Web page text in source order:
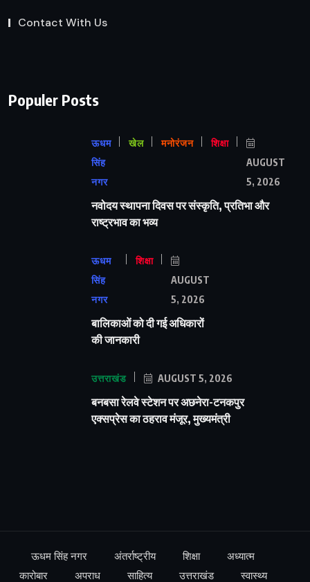
Contact With Us
Populer Posts
ऊधम
सिंह
नगर
खेल मनोरंजन शिक्षा
AUGUST
5, 2026
नवोदय स्थापना दिवस पर संस्कृति, प्रतिभा और
राष्ट्रभाव का भव्य
ऊधम
सिंह
नगर
शिक्षा
AUGUST
5, 2026
बालिकाओं को दी गई अधिकारों
की जानकारी
उत्तराखंड AUGUST 5, 2026
बनबसा रेलवे स्टेशन पर अछनेरा-टनकपुर
एक्सप्रेस का ठहराव मंजूर, मुख्यमंत्री
ऊधम सिंह नगर अंतर्राष्ट्रीय शिक्षा
अध्यात्म
कारोबार
अपराध साहित्य उत्तराखंड स्वास्थ्य